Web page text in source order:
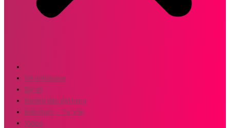
Về m90home
Dự án
Hướng dẫn đặt hàng
Kiến thức – Tư Vấn
Video